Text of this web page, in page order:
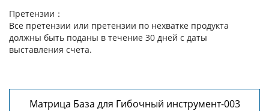
Претензии：
Все претензии или претензии по нехватке продукта
должны быть поданы в течение 30 дней с даты
выставления счета.
Матрица База для Гибочный инструмент-003